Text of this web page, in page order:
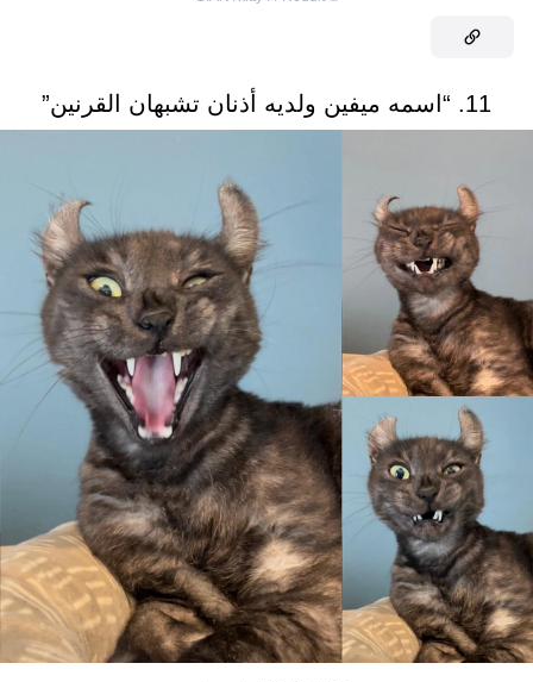
11. “اسمه ميفين ولديه أذنان تشبهان القرنين”